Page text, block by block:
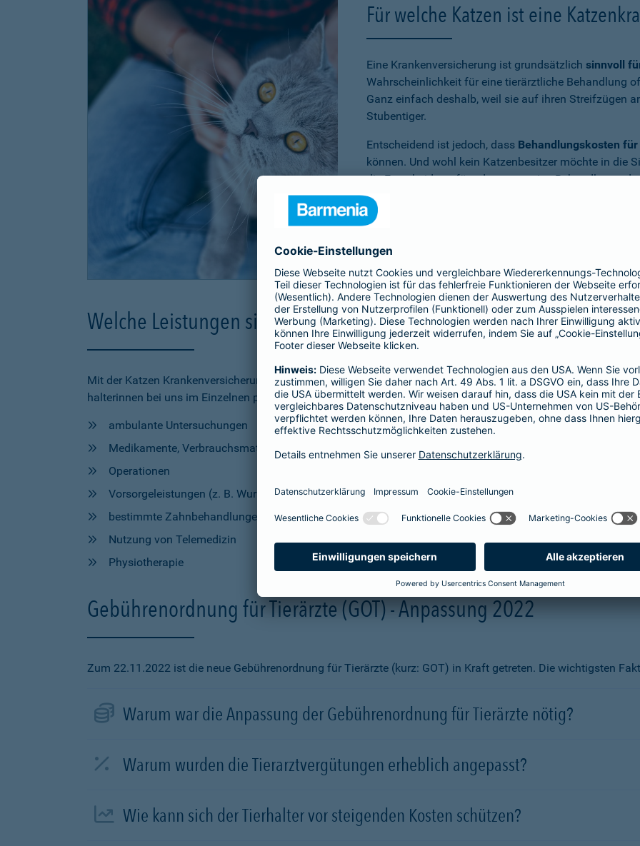
Für welche Katzen ist eine
Eine Krankenversicherung ist grundsätzlich sinnvoll
Wahrscheinlichkeit für eine tierärztliche Behandlung
Ganz einfach deshalb, weil sie auf ihren Streifzügen
Stubentiger.
Entscheidend ist jedoch, dass Behandlungskosten
können. Und wohl kein Katzenbesitzer möchte in die
die Entscheidung für oder gegen eine Behandlung
müssen.
Benötigen Sie weitere Informationen zu dieser und
Welche Leistungen sind in der Krankenversicherung für die Katze
Mit der Katzen Krankenversicherung der Barmenia ist Ihr Vierbeinerim Krankheitsfall umfassend abgesichert
halterinnen bei uns im Einzelnen profitieren, haben wir Ihnen zum Vergleich hier aufgelistet. Sie erhalten
ambulante Untersuchungen
Medikamente, Verbrauchsmaterial und Hilfsmittel
Operationen
Vorsorgeleistungen (z. B. Wurmkur, Impfung)
bestimmte Zahnbehandlungen
Nutzung von Telemedizin
Physiotherapie
Gebührenordnung für Tierärzte (GOT) - Anpassung 2022
Zum 22.11.2022 ist die neue Gebührenordnung für Tierärzte (kurz: GOT) in Kraft getreten. Die wichtigsten
Warum war die Anpassung der Gebührenordnung für Tierärzte nötig?
Warum wurden die Tierarztvergütungen erheblich angepasst?
Wie kann sich der Tierhalter vor steigenden Kosten schützen?